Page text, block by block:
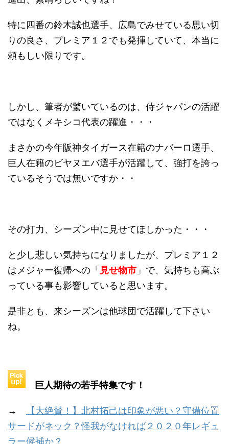
特に四番の鈴木誠也選手、広島でみせている思い切
りの良さ、プレミア１２でも発揮していて、本当に
頼もしい限りです。
しかし、筆者が驚いているのは、侍ジャパンの活躍
ではなくメキシコ代表の躍進・・・
まさかの今年阪神タイガース在籍のナバーロ選手、
巨人在籍のビヤヌエバ選手が活躍して、強打を誇っ
ているそうでは無いですか・・
その打力、シーズン中に見せてほしかった・・・
と少し悲しい気持ちになりましたが、プレミア１２
はメジャー復帰への「 見せ物市 」で、気持ちも高ぶ
っている事も影響していると思います。
是非とも、来シーズンは他球団で活躍して下さい
ね。
巨人期待の若手特集です！
→
【大絶賛！】北村拓己は印象が悪い？守備位置
サードがネック？怪我がなければ２０２０年レギュ
ラー候補か？